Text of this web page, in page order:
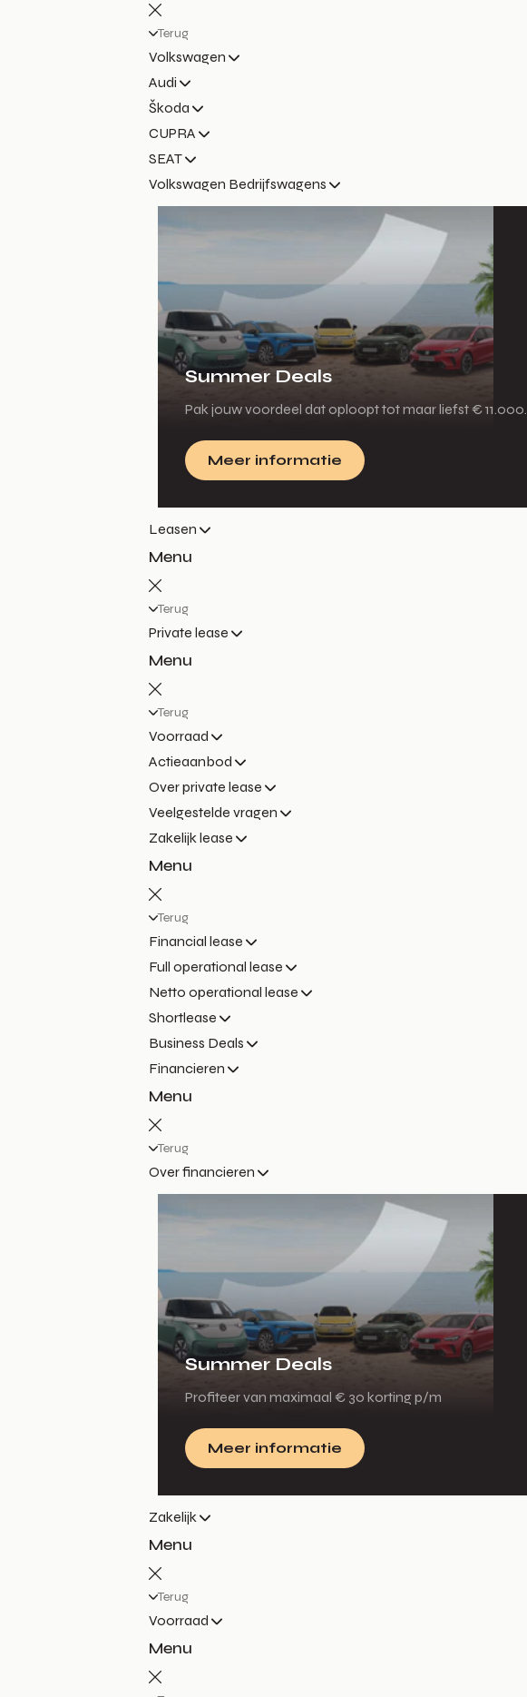
Terug
Volkswagen
Audi
Škoda
CUPRA
SEAT
Volkswagen Bedrijfswagens
Summer Deals
Pak jouw voordeel dat oploopt tot maar liefst € 11.000.
Meer informatie
Leasen
Menu
Terug
Private lease
Menu
Terug
Voorraad
Actieaanbod
Over private lease
Veelgestelde vragen
Zakelijk lease
Menu
Terug
Financial lease
Full operational lease
Netto operational lease
Shortlease
Business Deals
Financieren
Menu
Terug
Over financieren
Summer Deals
Profiteer van maximaal € 30 korting p/m
Meer informatie
Zakelijk
Menu
Terug
Voorraad
Menu